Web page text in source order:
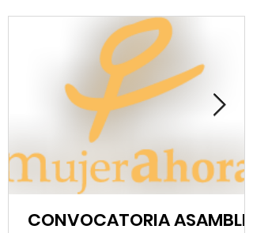
CONVOCATORIA ASAMBLEA